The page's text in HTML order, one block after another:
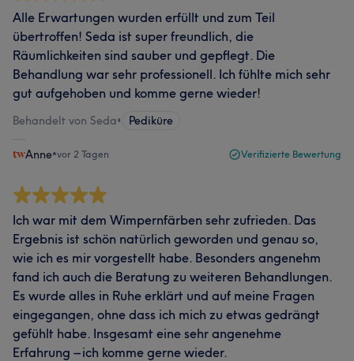
Alle Erwartungen wurden erfüllt und zum Teil
übertroffen! Seda ist super freundlich, die
Räumlichkeiten sind sauber und gepflegt. Die
Behandlung war sehr professionell. Ich fühlte mich sehr
gut aufgehoben und komme gerne wieder!
Behandelt von Seda• Pediküre
Anne•vor 2 Tagen Verifizierte Bewertung
Ich war mit dem Wimpernfärben sehr zufrieden. Das
Ergebnis ist schön natürlich geworden und genau so,
wie ich es mir vorgestellt habe. Besonders angenehm
fand ich auch die Beratung zu weiteren Behandlungen.
Es wurde alles in Ruhe erklärt und auf meine Fragen
eingegangen, ohne dass ich mich zu etwas gedrängt
gefühlt habe. Insgesamt eine sehr angenehme
Erfahrung – ich komme gerne wieder.